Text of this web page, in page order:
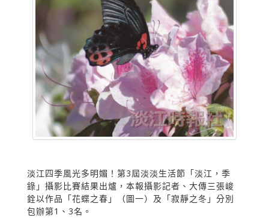
淡江四季風光多明媚！第3屆淡淡生活節「淡江，季
錄」攝影比賽結果出爐，本報攝影記者、大傳三張峻
銓以作品「花蝶之春」（圖一）及「寂靜之冬」分別
包辦第1、3名。